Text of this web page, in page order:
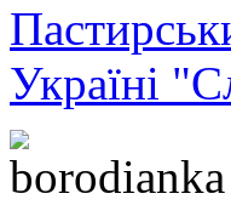
Україні